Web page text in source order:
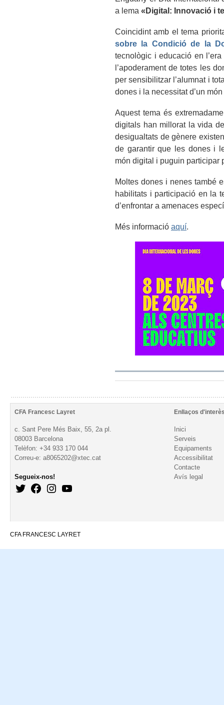
a lema «Digital: Innovació i
Coincidint amb el tema
sobre la Condició de la
tecnològic i educació en
l’apoderament de totes les
per sensibilitzar l’alumnat i
dones i la necessitat d’un
Aquest tema és
digitals han millorat la vida
desigualtats de gènere
de garantir que les dones i
món digital i puguin participar
Moltes dones i nenes també
habilitats i participació en la
d’enfrontar a amenaces
Més informació aquí.
CFA Francesc Layret Enllaços
c. Sant Pere Més Baix, 55, 2a pl.
08003 Barcelona
Telèfon: +34 933 170 044
Correu-e: a8065202@xtec.cat
Segueix-nos!
Inici
Serveis
Equipaments
Accessibilitat
Contacte
Avís legal
CFA FRANCESC LAYRET